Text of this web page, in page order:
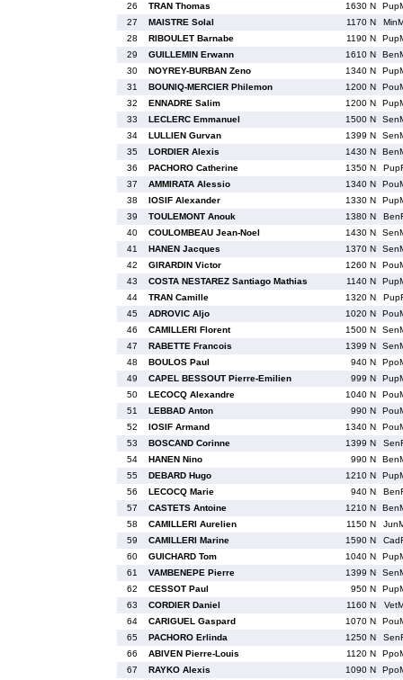
26
TRAN Thomas 1630 N
27
MAISTRE Solal 1170 N
28
RIBOULET Barnabe 1190 N
29
GUILLEMIN Erwann 1610 N
30
NOYREY-BURBAN Zeno 1340 N
31
BOUNIQ-MERCIER Philemon 1200 N
32
ENNADRE Salim 1200 N
33
LECLERC Emmanuel 1500 N
34
LULLIEN Gurvan 1399 N
35
LORDIER Alexis 1430 N
36
PACHORO Catherine 1350 N
37
AMMIRATA Alessio 1340 N
38
IOSIF Alexander 1330 N
39
TOULEMONT Anouk 1380 N
40
COULOMBEAU Jean-Noel 1430 N
41
HANEN Jacques 1370 N
42
GIRARDIN Victor 1260 N
43
COSTA NESTAREZ Santiago Mathias 1140 N
44
TRAN Camille 1320 N
45
ADROVIC Aljo 1020 N
46
CAMILLERI Florent 1500 N
47
RABETTE Francois 1399 N
48
BOULOS Paul 940 N
49
CAPEL BESSOUT Pierre-Emilien 999 N
50
LECOCQ Alexandre 1040 N
51
LEBBAD Anton 990 N
52
IOSIF Armand 1340 N
53
BOSCAND Corinne 1399 N
54
HANEN Nino 990 N
55
DEBARD Hugo 1210 N
56
LECOCQ Marie 940 N
57
CASTETS Antoine 1210 N
58
CAMILLERI Aurelien 1150 N
59
CAMILLERI Marine 1590 N
60
GUICHARD Tom 1040 N
61
VAMBENEPE Pierre 1399 N
62
CESSOT Paul 950 N
63
CORDIER Daniel 1160 N
64
CARIGUEL Gaspard 1070 N
65
PACHORO Erlinda 1250 N
66
ABIVEN Pierre-Louis 1120 N
67
RAYKO Alexis 1090 N